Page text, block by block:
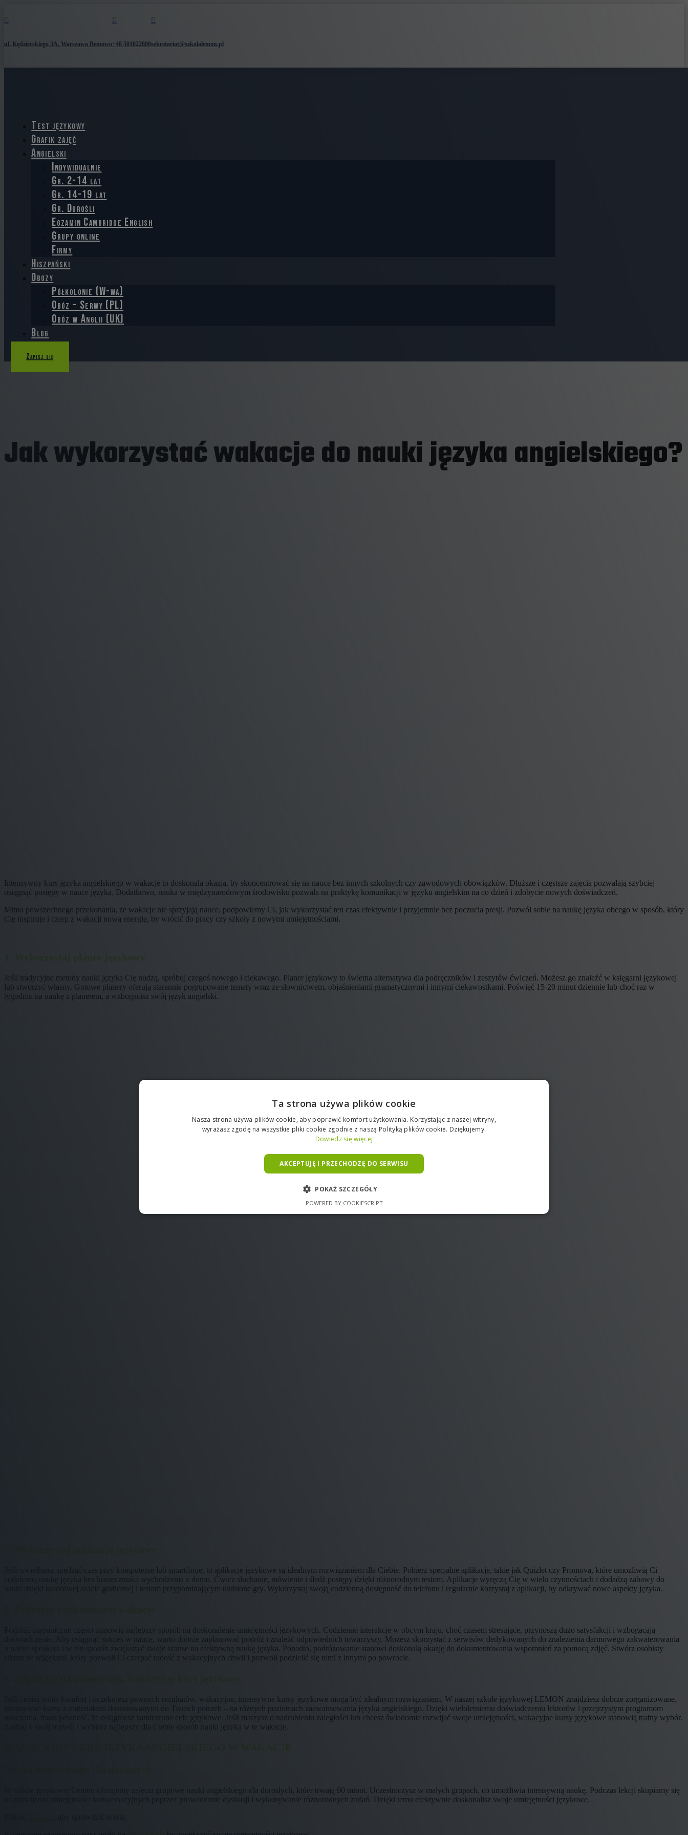

ul. Kędzierskiego 3A, Warszawa Bemowo

+48 501022800

sekretariat@szkolalemon.pl
Test językowy
Grafik zajęć
Angielski
Indywidualnie
Gr. 2-14 lat
Gr. 14-19 lat
Gr. Dorośli
Egzamin Cambridge English
Grupy online
Firmy
Hiszpański
Obozy
Półkolonie (W-wa)
Obóz – Serwy (PL)
Obóz w Anglii (UK)
Blog
Zapisz się
Jak wykorzystać wakacje do nauki języka angielskiego?
Intensywny kurs języka angielskiego w wakacje to doskonała okazja, by skoncentrować się na nauce bez innych szkolnych czy zawodowych obowiązków. Dłuższe i częstsze zajęcia pozwalają szybciej
osiągnąć postępy w nauce języka. Dodatkowo, nauka w międzynarodowym środowisku pozwala na praktykę komunikacji w języku angielskim na co dzień i zdobycie nowych doświadczeń.
Mimo powszechnego przekonania, że wakacje nie sprzyjają nauce, podpowiemy Ci, jak wykorzystać ten czas efektywnie i przyjemnie bez poczucia presji. Pozwól sobie na naukę języka obcego w sposób, który
Cię inspiruje i czerp z wakacji nową energię, by wrócić do pracy czy szkoły z nowymi umiejętnościami.
1. Wykorzystaj planer językowy
Jeśli tradycyjne metody nauki języka Cię nudzą, spróbuj czegoś nowego i ciekawego. Planer językowy to świetna alternatywa dla podręczników i zeszytów ćwiczeń. Możesz go znaleźć w księgarni językowej
lub stworzyć własny. Gotowe planery oferują starannie pogrupowane tematy wraz ze słownictwem, objaśnieniami gramatycznymi i innymi ciekawostkami. Poświęć 15-20 minut dziennie lub choć raz w
tygodniu na naukę z planerem, a wzbogacisz swój język angielski.
Jeśli uwielbiasz spędzać czas przy komputerze lub smartfonie, to aplikacje językowe są idealnym rozwiązaniem dla Ciebie. Pobierz specjalne aplikacje, takie jak Quizlet czy Promova, które umożliwią Ci
codzienną naukę języka bez konieczności wychodzenia z domu. Ćwicz słuchanie, mówienie i śledź postępy dzięki różnorodnym testom. Aplikacje wyręczą Cię w wielu czynnościach i dodadzą zabawy do
nauki dzięki kolorowej szacie graficznej i testom przypominającym ulubione gry. Wykorzystaj swoją codzienną dostępność do telefonu i regularnie korzystaj z aplikacji, by odkrywać nowe aspekty języka.
Podróże zagraniczne często stanowią najlepszy sposób na doskonalenie umiejętności językowych. Codzienne interakcje w obcym kraju, choć czasem stresujące, przynoszą dużo satysfakcji i wzbogacają
doświadczenie. Aby osiągnąć sukces w nauce, warto dobrze zaplanować podróż i znaleźć odpowiednich towarzyszy. Możesz skorzystać z serwisów dedykowanych do znalezienia darmowego zakwaterowania
u native speakera i w ten sposób zwiększyć swoje szanse na efektywną naukę języka. Ponadto, podróżowanie stanowi doskonałą okazję do dokumentowania wspomnień za pomocą zdjęć. Stwórz osobisty
album ze zdjęciami, który pozwoli Ci czerpać radość z wakacyjnych chwil i pozwoli podzielić się nimi z innymi po powrocie.
Jeśli cenisz sobie komfort i oczekujesz pewnych rezultatów, wakacyjne, intensywne kursy językowe mogą być idealnym rozwiązaniem. W naszej szkole językowej LEMON znajdziesz dobrze zorganizowane,
intensywne kursy z materiałami dostosowanymi do Twoich potrzeb – na różnych poziomach zaawansowania języka angielskiego. Dzięki wieloletniemu doświadczeniu lektorów i przejrzystym programom
nauczania, masz pewność, że osiągniesz zamierzone cele językowe. Jeśli marzysz o nadrobieniu zaległości lub chcesz świadomie rozwijać swoje umiejętności, wakacyjne kursy językowe stanowią trafny wybór.
Zadbaj o swój rozwój i wybierz najlepszy dla Ciebie sposób nauki języka w te wakacje.
W szkole językowej Lemon oferujemy zajęcia grupowe nauki angielskiego dla dorosłych, które trwają 90 minut. Uczestniczysz w małych grupach, co umożliwia intensywną naukę. Podczas lekcji skupiamy się
na rozwijaniu umiejętności konwersacyjnych poprzez prowadzenie dyskusji i wykonywanie różnorodnych zadań. Dzięki temu efektywnie doskonalisz swoje umiejętności językowe.
Ta strona używa plików cookie
Nasza strona używa plików cookie, aby poprawić komfort użytkowania. Korzystając z naszej witryny,
wyrażasz zgodę na wszystkie pliki cookie zgodnie z naszą Polityką plików cookie. Dziękujemy.
Dowiedz się więcej
AKCEPTUJĘ I PRZECHODZĘ DO SERWISU
POKAŻ SZCZEGÓŁY
POWERED BY COOKIESCRIPT